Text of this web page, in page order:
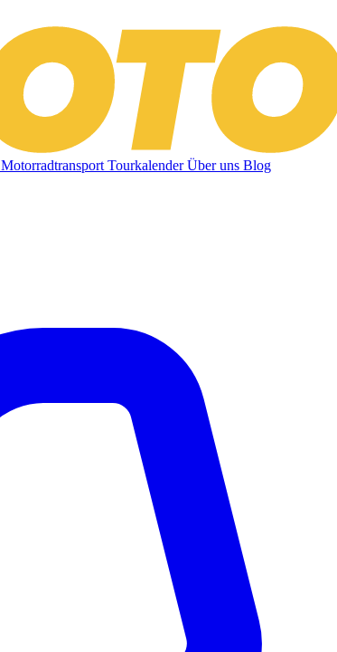
Motorradtransport TourkalenderÜber uns Blog